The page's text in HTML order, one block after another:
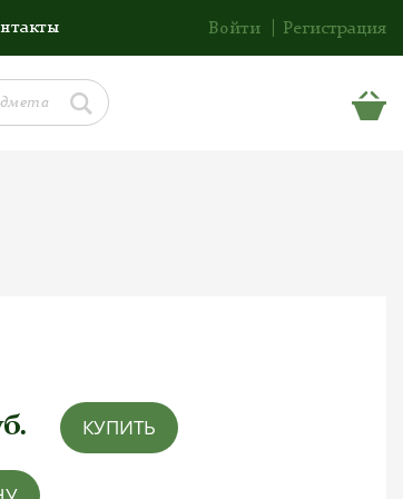
Войти Регистрация
КУПИТЬ